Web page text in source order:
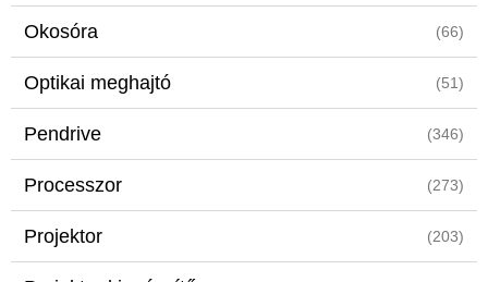
Okosóra (66)
Optikai meghajtó (51)
Pendrive (346)
Processzor (273)
Projektor (203)